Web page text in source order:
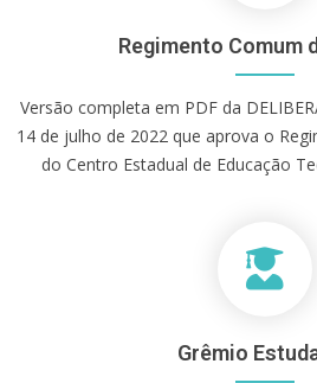
Regimento Comum
Versão completa em PDF da
14 de julho de 2022 que aprova o
do Centro Estadual de Educação
Grêmio